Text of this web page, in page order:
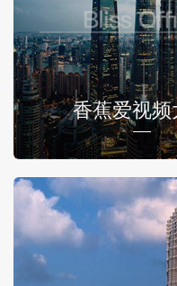
香蕉爱视频